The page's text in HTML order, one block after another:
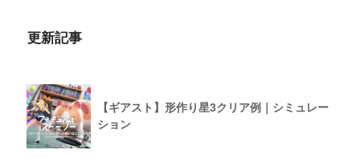
更新記事
【ギアスト】形作り星3クリア例｜シミュレー
ション